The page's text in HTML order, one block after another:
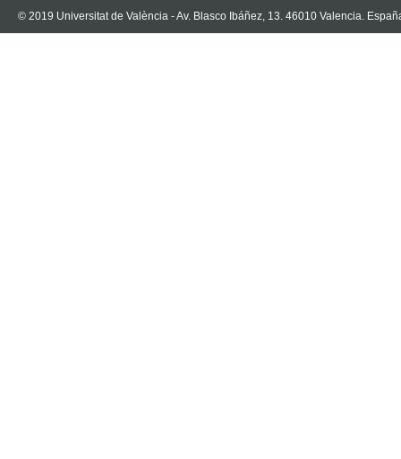
© 2019 Universitat de València - Av. Blasco Ibáñez, 13. 46010 Valencia.